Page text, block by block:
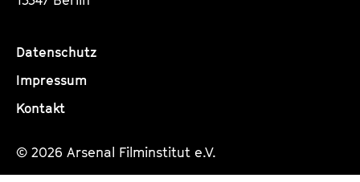
Datenschutz
Impressum
Kontakt
© 2026 Arsenal Filminstitut e.V.